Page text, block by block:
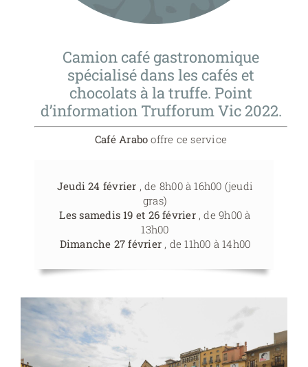
Camion café gastronomique
spécialisé dans les cafés et
chocolats à la truffe. Point
d’information Trufforum Vic 2022.
Café Arabo offre ce service
Jeudi 24 février , de 8h00 à 16h00 (jeudi
gras)
Les samedis 19 et 26 février, de 9h00 à
13h00
Dimanche 27 février , de 11h00 à 14h00